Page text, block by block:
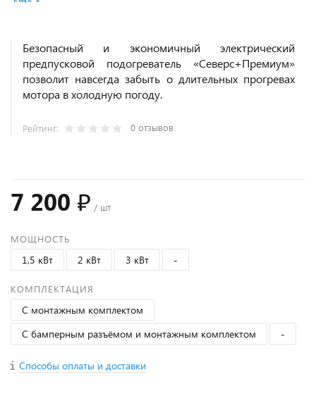
Безопасный и экономичный электрический
предпусковой подогреватель «Северс+Премиум»
позволит навсегда забыть о длительных прогревах
мотора в холодную погоду.
Рейтинг: 0 отзывов
7 200 ₽ / шт
МОЩНОСТЬ
1,5 кВт 2 кВт 3 кВт -
КОМПЛЕКТАЦИЯ
С монтажным комплектом
С бамперным разъёмом и монтажным комплектом
-
Способы оплаты и доставки